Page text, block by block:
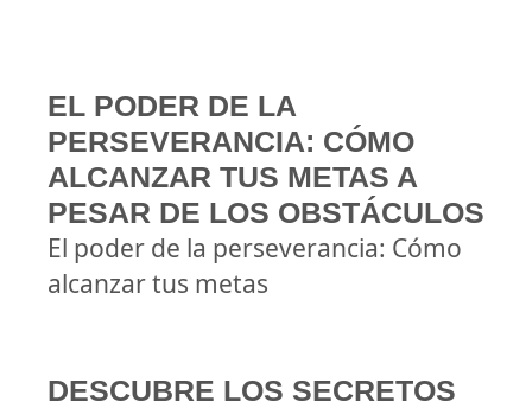
EL PODER DE LA
PERSEVERANCIA: CÓMO
ALCANZAR TUS METAS A
PESAR DE LOS OBSTÁCULOS
El poder de la perseverancia: Cómo
alcanzar tus metas
DESCUBRE LOS SECRETOS